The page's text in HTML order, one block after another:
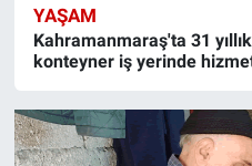
YAŞAM
Kahramanmaraş'ta 31
konteyner iş yerinde